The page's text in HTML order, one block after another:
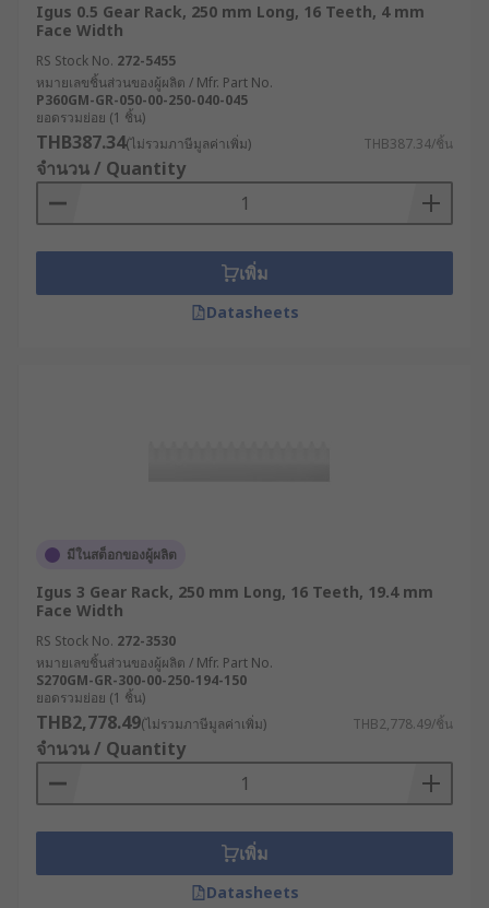
Igus 0.5 Gear Rack, 250 mm Long, 16 Teeth, 4 mm
Face Width
RS Stock No. 272-5455
หมายเลขชิ้นส่วนของผู้ผลิต / Mfr. Part No.
P360GM-GR-050-00-250-040-045
ยอดรวมย่อย (1 ชิ้น)
THB387.34(ไม่รวมภาษีมูลค่าเพิ่ม) THB387.34/ชิ้น
จำนวน / Quantity
เพิ่ม
Datasheets
มีในสต็อกของผู้ผลิต
Igus 3 Gear Rack, 250 mm Long, 16 Teeth, 19.4 mm
Face Width
RS Stock No. 272-3530
หมายเลขชิ้นส่วนของผู้ผลิต / Mfr. Part No.
S270GM-GR-300-00-250-194-150
ยอดรวมย่อย (1 ชิ้น)
THB2,778.49(ไม่รวมภาษีมูลค่าเพิ่ม) THB2,778.49/ชิ้น
จำนวน / Quantity
เพิ่ม
Datasheets